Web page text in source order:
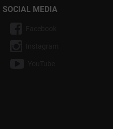
SOCIAL MEDIA